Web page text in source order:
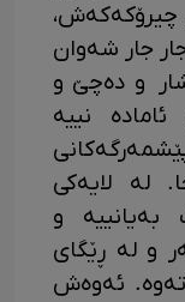
چیرۆکەکەش،
جار شەوان
و دەچێ و
نییە
لە لایەکی
و
و لە ڕێگای
ئەوەش